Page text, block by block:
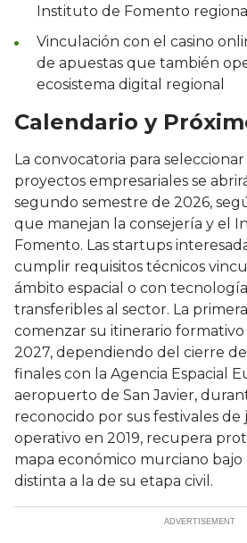
Instituto de Fomento regional
Vinculación con el casino
de apuestas que también
ecosistema digital regional
Calendario y
La convocatoria para
proyectos empresariales se
segundo semestre de 2026,
que manejan la consejería y el
Fomento. Las startups
cumplir requisitos técnicos
ámbito espacial o con
transferibles al sector. La
comenzar su itinerario formativo
2027, dependiendo del cierre
finales con la Agencia Espacial
aeropuerto de San Javier,
reconocido por sus festivales de
operativo en 2019, recupera
mapa económico murciano
distinta a la de su etapa civil.